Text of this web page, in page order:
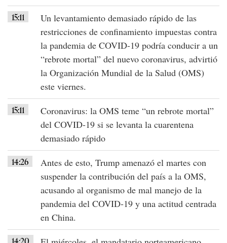
15:11
Un levantamiento demasiado rápido de las
restricciones de confinamiento impuestas contra
la pandemia de COVID-19 podría conducir a un
“rebrote mortal” del nuevo coronavirus, advirtió
la Organización Mundial de la Salud (OMS)
este viernes.
15:11
Coronavirus: la OMS teme “un rebrote mortal”
del COVID-19 si se levanta la cuarentena
demasiado rápido
14:26
Antes de esto, Trump amenazó el martes con
suspender la contribución del país a la OMS,
acusando al organismo de mal manejo de la
pandemia del COVID-19 y una actitud centrada
en China.
14:20